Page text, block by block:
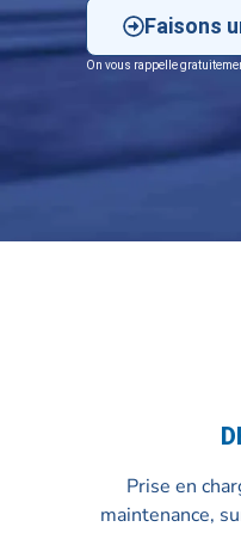
Faisons
On vous rappelle
Prise en
maintenance,